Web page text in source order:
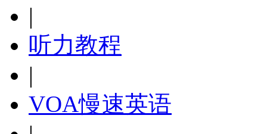
|
听力教程
|
VOA慢速英语